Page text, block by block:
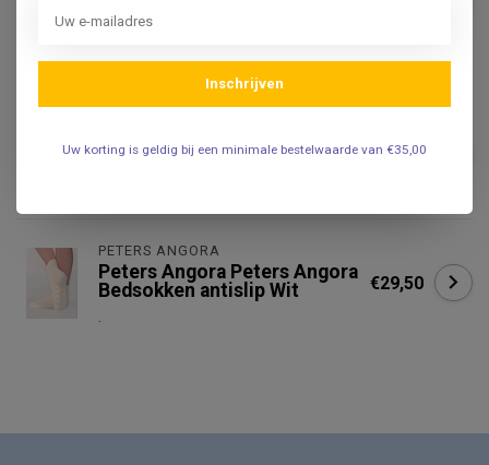
voor warmte- en
.
Gello Koud-warm kompres -
8x38 cm - Hot-cold pack
€2,25
PETERS ANGORA
Peters Angora Peters Angora
Bedsokken antislip Wit
.
€29,50
Inschrijven
Uw korting is geldig bij een minimale bestelwaarde van €35,00